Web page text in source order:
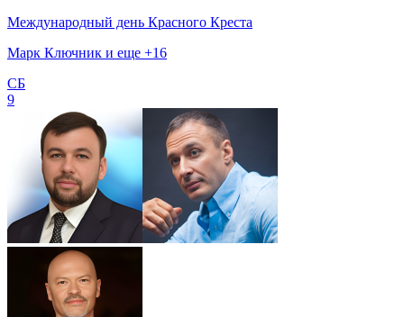
Международный день Красного Креста
Марк Ключник и еще +16
СБ
9